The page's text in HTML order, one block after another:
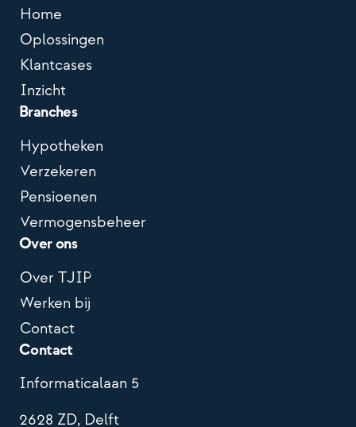
Home
Oplossingen
Klantcases
Inzicht
Branches
Hypotheken
Verzekeren
Pensioenen
Vermogensbeheer
Over ons
Over TJIP
Werken bij
Contact
Contact
Informaticalaan 5
2628 ZD, Delft